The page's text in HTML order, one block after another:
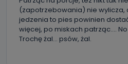
sprzeciwu wobec ich
Do kiedy Państwa
przechowywane?
(zapotrzebowania) nie
jedzenia to pies powinien
więcej, po miskach patrząc….
Trochę żal… psów, żal.